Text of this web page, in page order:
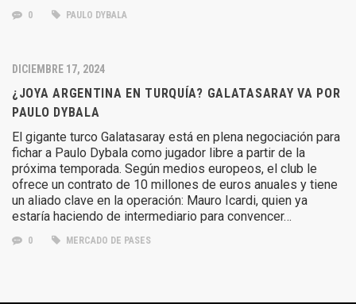
0 PAULO DYBALA
DICIEMBRE 17, 2024
¿JOYA ARGENTINA EN TURQUÍA? GALATASARAY VA POR
PAULO DYBALA
El gigante turco Galatasaray está en plena negociación para
fichar a Paulo Dybala como jugador libre a partir de la
próxima temporada. Según medios europeos, el club le
ofrece un contrato de 10 millones de euros anuales y tiene
un aliado clave en la operación: Mauro Icardi, quien ya
estaría haciendo de intermediario para convencer…
0 MERCADO DE PASES